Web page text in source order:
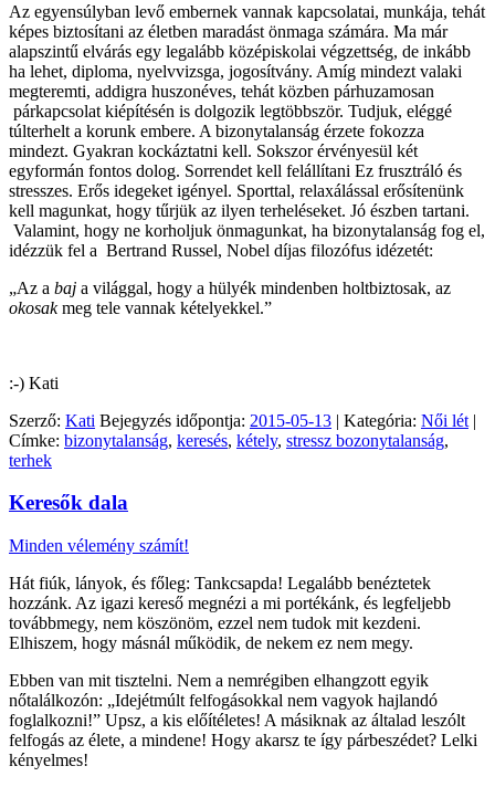
Az egyensúlyban levő embernek vannak kapcsolatai, munkája, tehát
képes biztosítani az életben maradást önmaga számára. Ma már
alapszintű elvárás egy legalább középiskolai végzettség, de inkább
ha lehet, diploma, nyelvvizsga, jogosítvány. Amíg mindezt valaki
megteremti, addigra huszonéves, tehát közben párhuzamosan
párkapcsolat kiépítésén is dolgozik legtöbbször. Tudjuk, eléggé
túlterhelt a korunk embere. A bizonytalanság érzete fokozza
mindezt. Gyakran kockáztatni kell. Sokszor érvényesül két
egyformán fontos dolog. Sorrendet kell felállítani Ez frusztráló és
stresszes. Erős idegeket igényel. Sporttal, relaxálással erősítenünk
kell magunkat, hogy tűrjük az ilyen terheléseket. Jó észben tartani.
Valamint, hogy ne korholjuk önmagunkat, ha bizonytalanság fog el,
idézzük fel a Bertrand Russel, Nobel díjas filozófus idézetét:
„Az a baj a világgal, hogy a hülyék mindenben holtbiztosak, az
okosakmeg tele vannak kételyekkel.”
:-) Kati
Szerző: Kati Bejegyzés időpontja: 2015-05-13 | Kategória: Női lét |
Címke: bizonytalanság, keresés, kétely, stressz bozonytalanság,
terhek
Keresők dala
Minden vélemény számít!
Hát fiúk, lányok, és főleg: Tankcsapda! Legalább benéztetek
hozzánk. Az igazi kereső megnézi a mi portékánk, és legfeljebb
továbbmegy, nem köszönöm, ezzel nem tudok mit kezdeni.
Elhiszem, hogy másnál működik, de nekem ez nem megy.
Ebben van mit tisztelni. Nem a nemrégiben elhangzott egyik
nőtalálkozón: „Idejétmúlt felfogásokkal nem vagyok hajlandó
foglalkozni!” Upsz, a kis előítéletes! A másiknak az általad leszólt
felfogás az élete, a mindene! Hogy akarsz te így párbeszédet? Lelki
kényelmes!